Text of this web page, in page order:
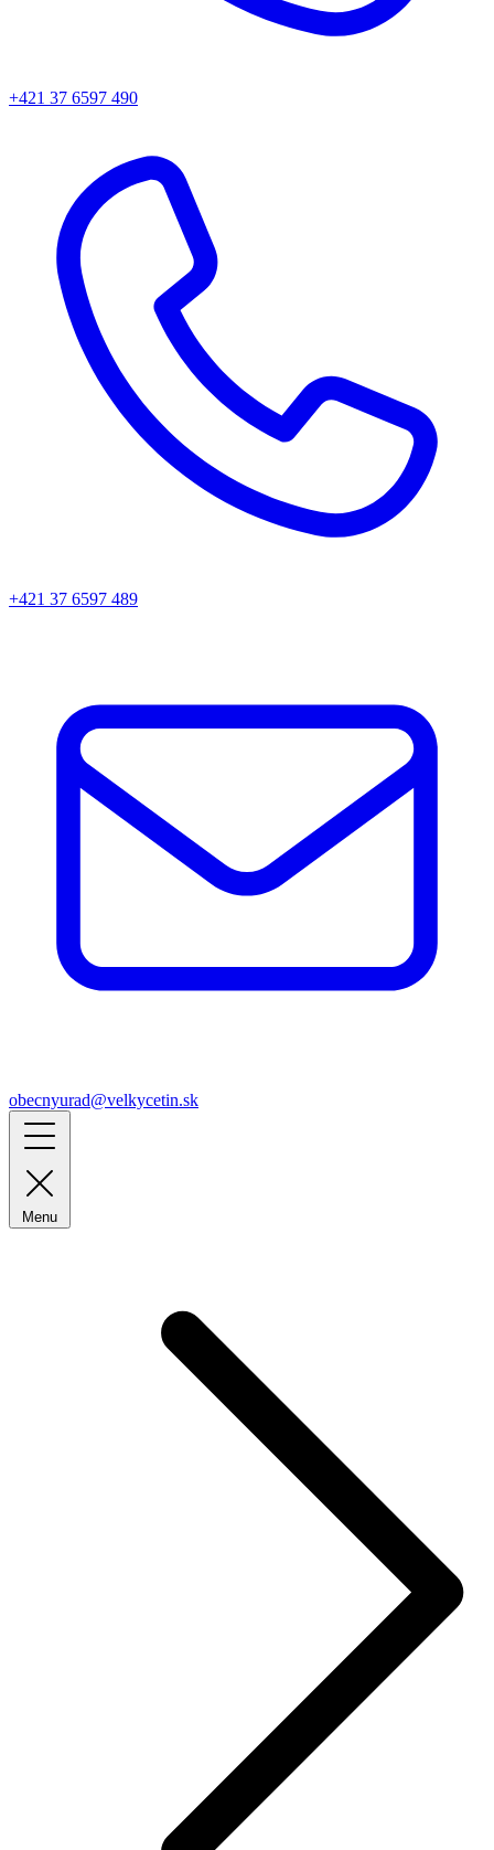
+421 37 6597 490
+421 37 6597 489
obecnyurad@velkycetin.sk
Menu